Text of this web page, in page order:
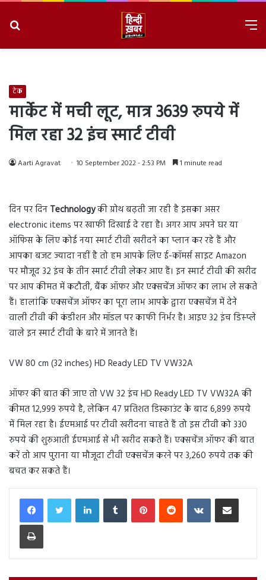
टेक
मार्केट में मची लूट, मात्र 3639 रुपये में
मिल रहा 32 इंच स्मार्ट टीवी
Aarti Agravat 10 September 2022 - 2:53 PM 1 minute read
दिन पर दिन Technologyकी ग्रोथ बढ़ती जा रही है इसका असर
electronic items पर खाफी दिखाई दे रहा है। अगर आप अपने घर या
ऑफिस के लिए कोई नया स्मार्ट टीवी खरीदने का प्लान कर रहे हैं और
आपका बजट ज्यादा नहीं है तो हम आपके लिए ई-कॉमर्स साइट Amazon
पर मौजूद 32 इंच के तीन स्मार्ट टीवी लेकर आए हैं। इन स्मार्ट टीवी की खरीद
पर आप कीमत में कटौती, बैंक ऑफर और एक्सचेंज ऑफर का लाभ ले सकते
हैं। हालांकि एक्सचेंज ऑफर का पूरा लाभ आपके द्वारा एक्सचेंज में देने
वाली टीवी की कंडीशन और मॉडल पर काफी निर्भर है। आइए 32 इंच डिस्प्ले
वाले इन स्मार्ट टीवी के बारे में जानते हैं।
VW 80 cm (32 inches) HD Ready LED TV VW32A
ऑफर की बात की जाए तो VW 32 इंच HD Ready LED TV VW32A की
कीमत 12,999 रुपये है, लेकिन 47 प्रतिशत डिस्काउंट के बाद 6,899 रुपये
में मिल रहा है। ईएमआई पर टीवी खरीदना चाहते हैं तो इस टीवी को 330
रुपये की शुरुआती ईएमआई से भी खरीद सकते हैं। एक्सचेंज ऑफर की बात
करें तो आप पुराना या मौजूदा टीवी एक्सचेंज करने पर 3,260 रुपये तक की
बचत कर सकते हैं।
LinkedInTumblr PinterestReddit VKontakteShare via Email
Print